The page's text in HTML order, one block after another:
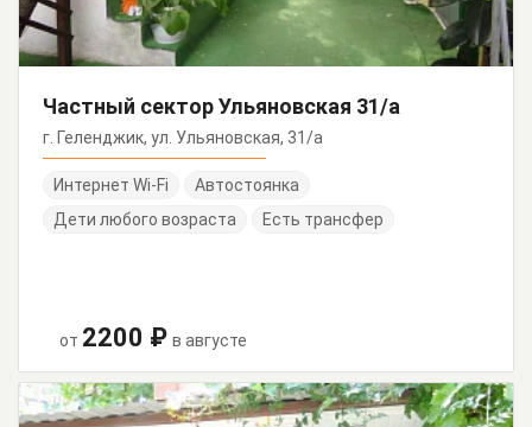
Частный сектор Ульяновская 31/а
г. Геленджик, ул. Ульяновская, 31/а
Интернет Wi-Fi
Автостоянка
Дети любого возраста
Есть трансфер
от 2200 ₽ в августе